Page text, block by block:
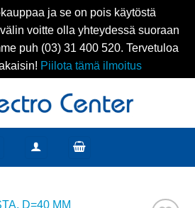
ja se on pois käytöstä
voitte olla yhteydessä suoraan
puh (03) 31 400 520. Tervetuloa
Piilota tämä ilmoitus